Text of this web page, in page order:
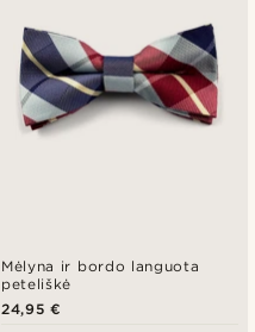
Mėlyna ir bordo languota
peteliškė
24,95 €